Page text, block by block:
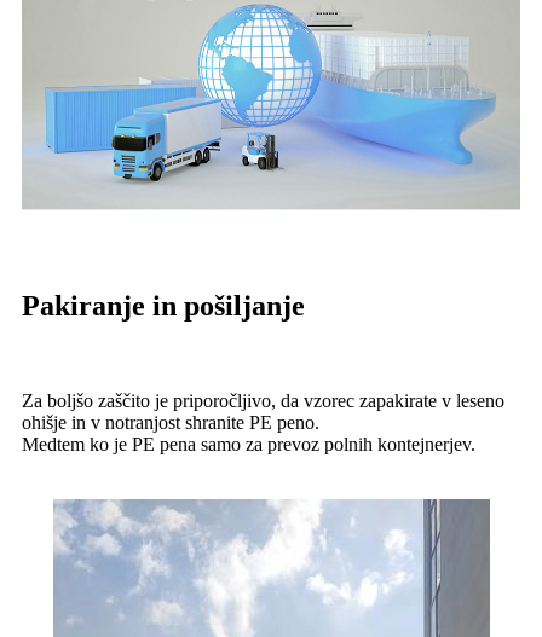
Pakiranje in pošiljanje
Za boljšo zaščito je priporočljivo, da vzorec zapakirate v leseno
ohišje in v notranjost shranite PE peno.
Medtem ko je PE pena samo za prevoz polnih kontejnerjev.